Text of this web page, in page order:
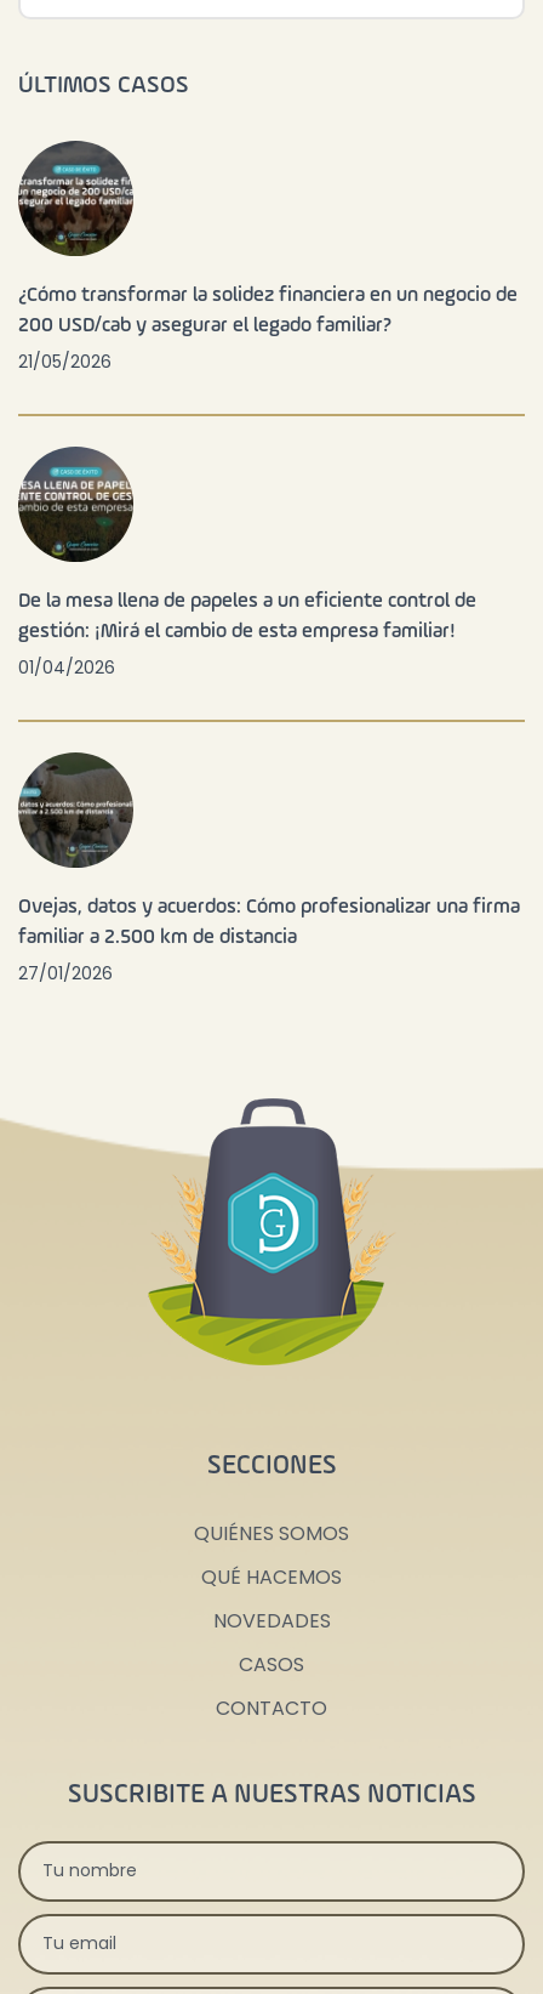
ÚLTIMOS CASOS
¿Cómo transformar la solidez financiera en un negocio de
200 USD/cab y asegurar el legado familiar?
21/05/2026
De la mesa llena de papeles a un eficiente control de
gestión: ¡Mirá el cambio de esta empresa familiar!
01/04/2026
Ovejas, datos y acuerdos: Cómo profesionalizar una firma
familiar a 2.500 km de distancia
27/01/2026
SECCIONES
QUIÉNES SOMOS
QUÉ HACEMOS
NOVEDADES
CASOS
CONTACTO
SUSCRIBITE A NUESTRAS NOTICIAS